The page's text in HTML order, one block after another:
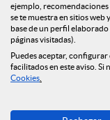
ejemplo,
se te muestra en sitios web
base de un perfil
páginas visitadas).
Puedes aceptar,
facilitados en este aviso. Si
Cookies